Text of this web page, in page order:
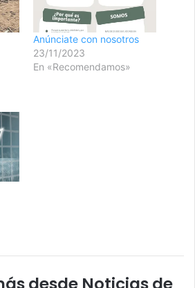
Anúnciate con nosotros
23/11/2023
En «Recomendamos»